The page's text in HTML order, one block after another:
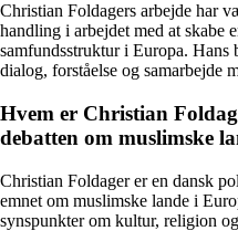
Christian Foldagers arbejde har
handling i arbejdet med at skabe
samfundsstruktur i Europa. Hans
dialog, forståelse og samarbejde
Hvem er Christian
debatten om muslimske
Christian Foldager er en dansk
emnet om muslimske lande i
synspunkter om kultur, religion